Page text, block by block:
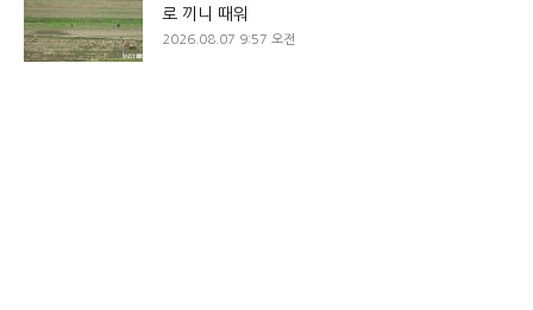
로 끼니 때워
2026.08.07 9:57 오전